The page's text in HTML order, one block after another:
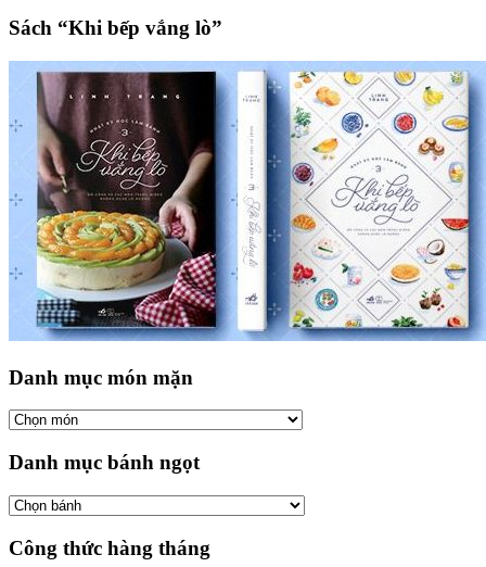
Sách “Khi bếp vắng lò”
Danh mục món mặn
Danh mục bánh ngọt
Công thức hàng tháng